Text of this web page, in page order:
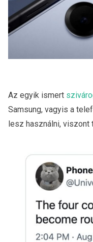
Az egyik ismert
Samsung, vagyis a
lesz használni, viszont